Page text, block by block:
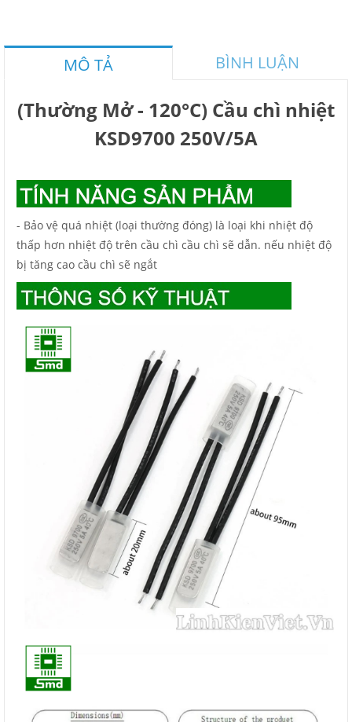
MÔ TẢ BÌNH LUẬN
(Thường Mở - 120°C) Cầu chì nhiệt
KSD9700 250V/5A
- Bảo vệ quá nhiệt (loại thường đóng) là loại khi nhiệt độ
thấp hơn nhiệt độ trên cầu chì cầu chì sẽ dẫn. nếu nhiệt độ
bị tăng cao cầu chì sẽ ngắt